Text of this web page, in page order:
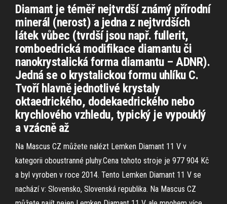
Diamant je téměř nejtvrdší známý přírodní
minerál (nerost) a jedna z nejtvrdších
látek vůbec (tvrdší jsou např. fullerit,
romboedrická modifikace diamantu či
nanokrystalická forma diamantu – ADNR).
Jedná se o krystalickou formu uhlíku C.
Tvoří hlavně jednotlivé krystaly
oktaedrického, dodekaedrického nebo
krychlového vzhledu, typický je vypouklý
a vzácně až
Na Mascus CZ můžete nalézt Lemken Diamant 11 V v
kategorii oboustranné pluhy.Cena tohoto stroje je 977 904 Kč
a byl vyroben v roce 2014. Tento Lemken Diamant 11 V se
nachází v: Slovensko, Slovenská republika. Na Mascus CZ